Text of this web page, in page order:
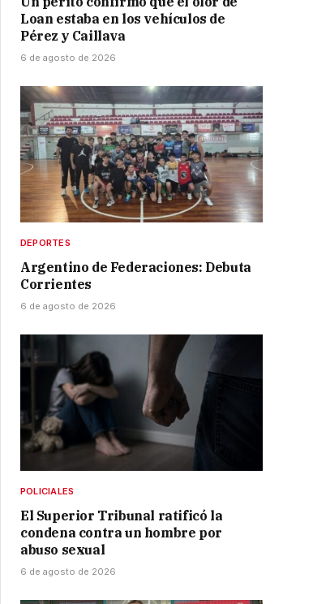
Loan estaba en los vehículos de
Pérez y Caillava
6 de agosto de 2026
DEPORTES
Argentino de Federaciones: Debuta
Corrientes
6 de agosto de 2026
POLICIALES
El Superior Tribunal ratificó la
condena contra un hombre por
abuso sexual
6 de agosto de 2026